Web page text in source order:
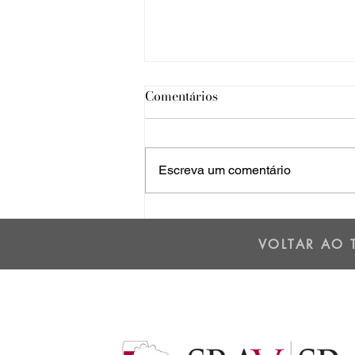
O VINHO DO MÊS:
SELVAROSSA RISERVA
Comentários
Escreva um comentário
VOLTAR AO